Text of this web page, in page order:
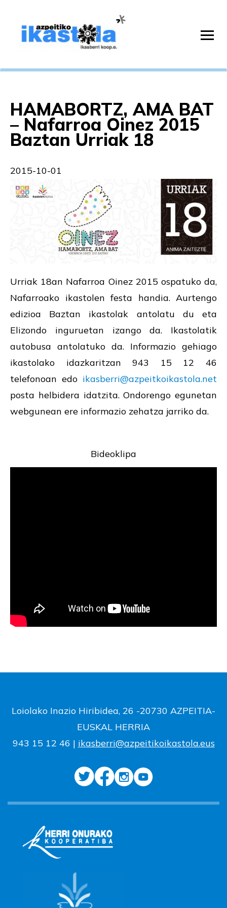
HAMABORTZ, AMA BAT
– Nafarroa Oinez 2015
Baztan Urriak 18
2015-10-01
Urriak 18an Nafarroa Oinez 2015 ospatuko da,
Nafarroako ikastolen festa handia. Aurtengo
edizioa Baztan ikastolak antolatu du eta
Elizondo inguruetan izango da. Ikastolatik
autobusa antolatuko da. Informazio gehiago
ikastolako idazkaritzan 943 15 12 46
telefonoan edo ikasberri@azpeitkoikastola.net
posta helbidera idatzita. Ondorengo egunetan
webgunean ere informazio zehatza jarriko da.
Bideoklipa
Loiolako Inazio Hiribidea, 26 -20730 AZPEITIA-
EUSKAL HERRIA
943 15 12 46 | ikasberri@azpeitikoikastola.eus